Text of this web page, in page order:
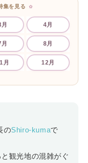
集を見る
月 4月
月 8月
月 12月
のShiro-kumaで
観光地の混雑がぐ